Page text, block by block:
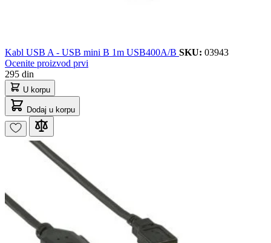
Kabl USB A - USB mini B 1m USB400A/B SKU: 03943
Ocenite proizvod prvi
295 din
U korpu
Dodaj u korpu